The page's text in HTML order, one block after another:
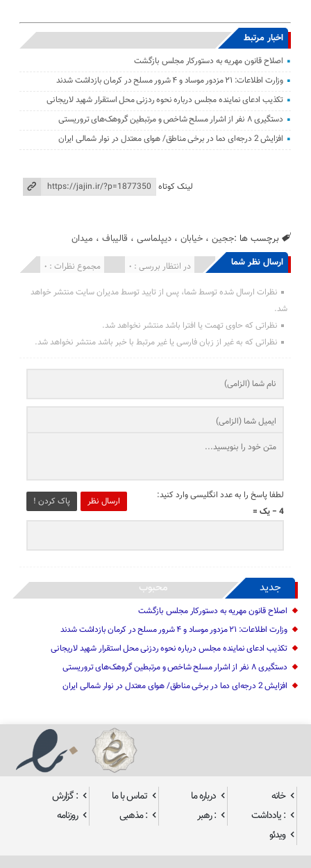
اخبار مرتبط
اصلاح قانون مهریه به دستورکار مجلس بازگشت
وزارت اطلاعات: ۲۱ مزدور موساد و ۴ شرور مسلح در کرمان بازداشت شدند
تکذیب ادعای نماینده مجلس درباره نحوه ردزنی محل استقرار شهید لاریجانی
دستگیری ۸ نفر از اشرار مسلح شاخص و مرتبطین گروهک‌های تروریستی
افزایش 2 درجه‌ای دما در برخی مناطق/ هوای معتدل در نوار شمالی ایران
لینک کوتاه
برچسب ها :ججین ،خیابان ،دیپلماسی ، قالیباف ، میدان
ارسال نظر شما مجموع نظرات : 0 در انتظار بررسی : 0 انتشار یافته : 0
نظرات ارسال شده توسط شما، پس از تایید توسط مدیران سایت منتشر خواهد
شد.
نظراتی که حاوی تهمت یا افترا باشد منتشر نخواهد شد.
نظراتی که به غیر از زبان فارسی یا غیر مرتبط با خبر باشد منتشر نخواهد شد.
ارسال نظر پاک کردن !
لطفا پاسخ را به عدد انگلیسی وارد کنید:
4 − یک =
جدید محبوب
اصلاح قانون مهریه به دستورکار مجلس بازگشت
وزارت اطلاعات: ۲۱ مزدور موساد و ۴ شرور مسلح در کرمان بازداشت شدند
تکذیب ادعای نماینده مجلس درباره نحوه ردزنی محل استقرار شهید لاریجانی
دستگیری ۸ نفر از اشرار مسلح شاخص و مرتبطین گروهک‌های تروریستی
افزایش 2 درجه‌ای دما در برخی مناطق/ هوای معتدل در نوار شمالی ایران
خانه درباره ما تماس با ما
: گزارش
: یادداشت
: رهبر : مذهبی
روزنامه
ویدئو